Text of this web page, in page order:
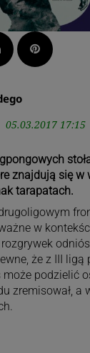
LinkedInPinterest
05.03.2017 17:15
znajdują się
tarapatach.
w
że z III ligą
może podzielić
zremisował, a